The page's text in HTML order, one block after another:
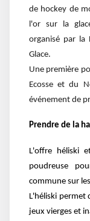
de hockey de
l'or sur la
organisé par la
Glace.
Une première
Ecosse et du
événement de
Prendre de la
L'offre héliski
poudreuse
commune sur
L'héliski permet
jeux vierges et